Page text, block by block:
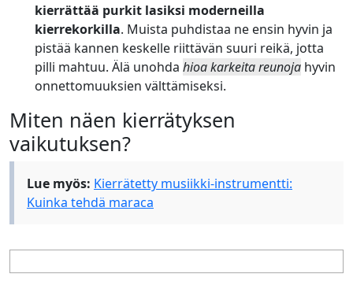
kierrättää purkit lasiksi moderneilla
kierrekorkilla. Muista puhdistaa ne ensin hyvin ja
pistää kannen keskelle riittävän suuri reikä, jotta
pilli mahtuu. Älä unohda hioa karkeita reunoja hyvin
onnettomuuksien välttämiseksi.
Miten näen kierrätyksen
vaikutuksen?
Lue myös: Kierrätetty musiikki-instrumentti:
Kuinka tehdä maraca